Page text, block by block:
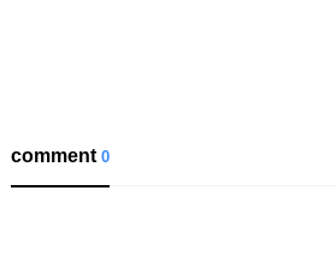
comment0